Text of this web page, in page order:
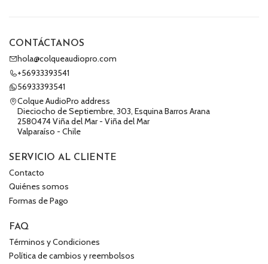
CONTÁCTANOS
hola@colqueaudiopro.com
+56933393541
56933393541
Colque AudioPro address
Dieciocho de Septiembre, 303, Esquina Barros Arana
2580474 Viña del Mar - Viña del Mar
Valparaíso - Chile
SERVICIO AL CLIENTE
Contacto
Quiénes somos
Formas de Pago
FAQ
Términos y Condiciones
Política de cambios y reembolsos